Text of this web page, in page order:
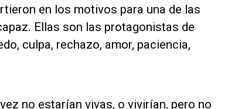
en los motivos para una de las
Ellas son las protagonistas de
culpa, rechazo, amor, paciencia,
no estarían vivas, o vivirían, pero no